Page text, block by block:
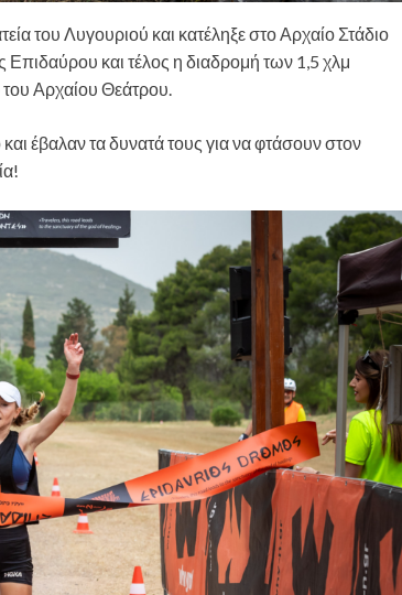
του Λυγουριού και κατέληξε στο Αρχαίο Στάδιο
Επιδαύρου και τέλος η διαδρομή των 1,5 χλμ
του Αρχαίου Θεάτρου.
έβαλαν τα δυνατά τους για να φτάσουν στον